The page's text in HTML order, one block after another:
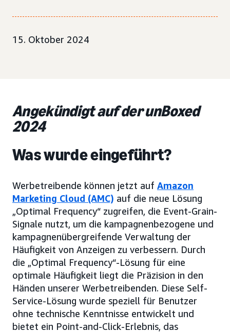
15. Oktober 2024
Angekündigt auf der unBoxed
2024
Was wurde eingeführt?
Werbetreibende können jetzt auf Amazon
Marketing Cloud (AMC) auf die neue Lösung
„Optimal Frequency“ zugreifen, die Event-Grain-
Signale nutzt, um die kampagnenbezogene und
kampagnenübergreifende Verwaltung der
Häufigkeit von Anzeigen zu verbessern. Durch
die „Optimal Frequency“-Lösung für eine
optimale Häufigkeit liegt die Präzision in den
Händen unserer Werbetreibenden. Diese Self-
Service-Lösung wurde speziell für Benutzer
ohne technische Kenntnisse entwickelt und
bietet ein Point-and-Click-Erlebnis, das